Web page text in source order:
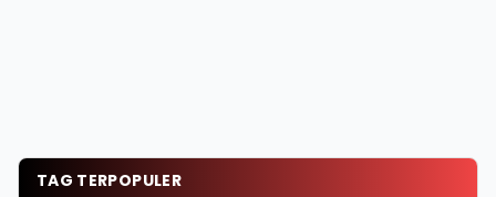
TAG TERPOPULER